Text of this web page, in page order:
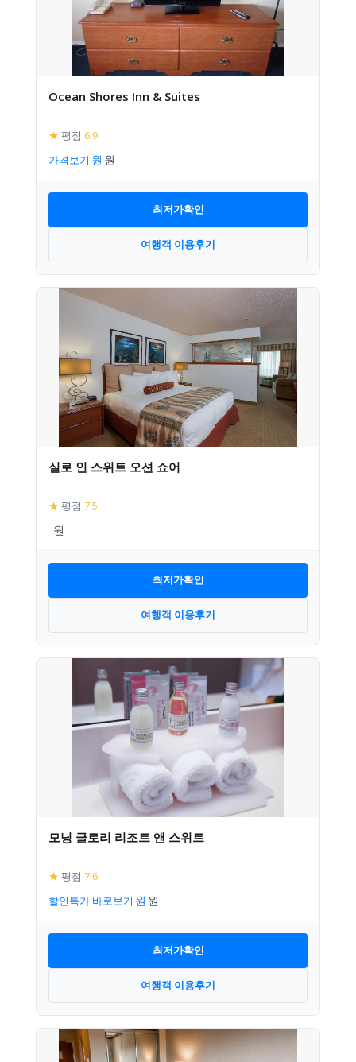
Ocean Shores Inn & Suites
★ 평점 6.9
가격보기
최저가확인
여행객 이용후기
실로 인 스위트 오션 쇼어
★ 평점 7.5
최저가확인
여행객 이용후기
모닝 글로리 리조트 앤 스위트
★ 평점 7.6
할인특가 바로보기
최저가확인
여행객 이용후기